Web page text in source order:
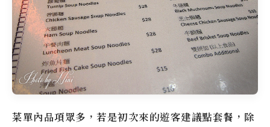
菜單內品項眾多，若是初次來的遊客建議點套餐，除